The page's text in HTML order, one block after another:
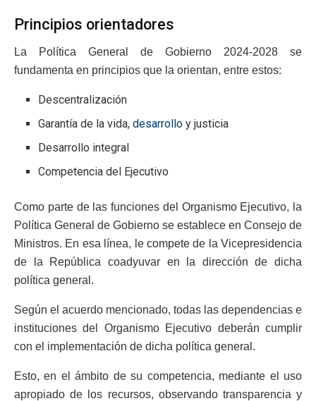
Principios orientadores
La Política General de Gobierno 2024-2028 se
fundamenta en principios que la orientan, entre estos:
Descentralización
Garantía de la vida,desarrollo y justicia
Desarrollo integral
Competencia del Ejecutivo
Como parte de las funciones del Organismo Ejecutivo, la
Política General de Gobierno se establece en Consejo de
Ministros. En esa línea, le compete de la Vicepresidencia
de la República coadyuvar en la dirección de dicha
política general.
Según el acuerdo mencionado, todas las dependencias e
instituciones del Organismo Ejecutivo deberán cumplir
con el implementación de dicha política general.
Esto, en el ámbito de su competencia, mediante el uso
apropiado de los recursos, observando transparencia y